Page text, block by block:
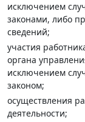
исключением
законами, либо
сведений;
участия
органа
исключением
законом;
осуществления
деятельности;